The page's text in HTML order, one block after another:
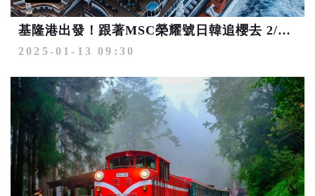
基隆港出發！跟著MSC榮耀號日韓追櫻去 2/28前每房減4000元
2025-01-13 09:30